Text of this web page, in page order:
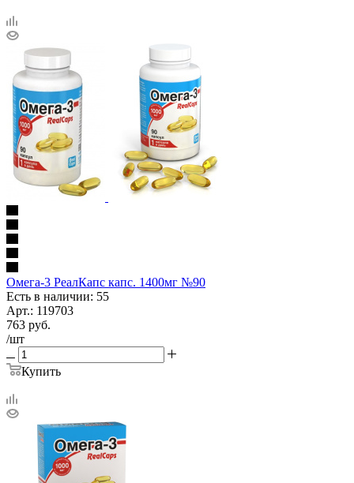
Омега-3 РеалКапс капс. 1400мг №90
Есть в наличии: 55
Арт.: 119703
763 руб.
/шт
Купить